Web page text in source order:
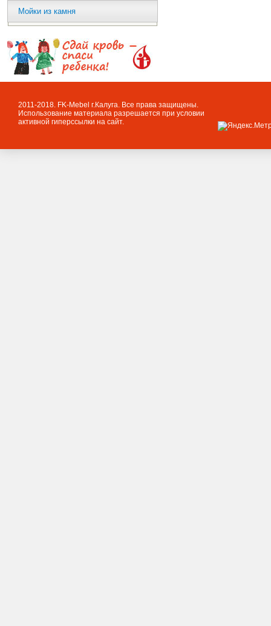
Мойки из камня
2011-2018. FK-Mebel г.Калуга. Все права защищены.
Использование материала разрешается при условии
активной гиперссылки на сайт.